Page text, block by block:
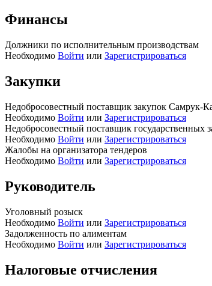
Финансы
Должники по исполнительным производствам
Необходимо Войти или Зарегистрироваться
Закупки
Недобросовестный поставщик закупок Самрук-
Необходимо Войти или Зарегистрироваться
Недобросовестный поставщик государственных
Необходимо Войти или Зарегистрироваться
Жалобы на организатора тендеров
Необходимо Войти или Зарегистрироваться
Руководитель
Уголовный розыск
Необходимо Войти или Зарегистрироваться
Задолженность по алиментам
Необходимо Войти или Зарегистрироваться
Налоговые отчисления